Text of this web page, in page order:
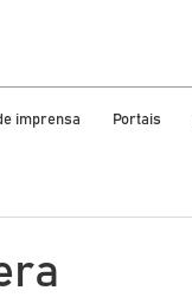
imprensa Portais